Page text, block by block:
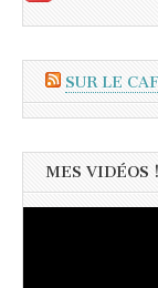
SUR LE
MES VIDÉOS !